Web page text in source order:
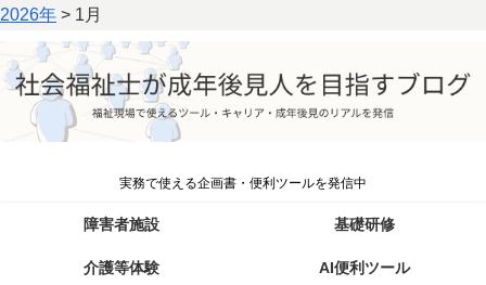
2026年 > 1月
実務で使える企画書・便利ツールを発信中
障害者施設 基礎研修
介護等体験 AI便利ツール